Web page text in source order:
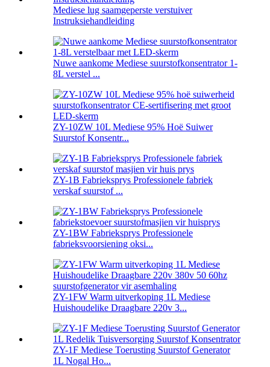
Mediese lug saamgeperste verstuiver
Instruksiehandleiding
Nuwe aankome Mediese suurstofkonsentrator 1-
8L verstel ...
ZY-10ZW 10L Mediese 95% Hoë Suiwer
Suurstof Konsentr...
ZY-1B Fabrieksprys Professionele fabriek
verskaf suurstof ...
ZY-1BW Fabrieksprys Professionele
fabrieksvoorsiening oksi...
ZY-1FW Warm uitverkoping 1L Mediese
Huishoudelike Draagbare 220v 3...
ZY-1F Mediese Toerusting Suurstof Generator
1L Nogal Ho...